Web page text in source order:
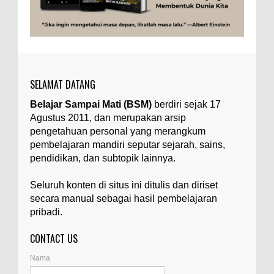
Apa yang Disebut Impurities?
Apa yang Disebut Badan Golgi?
Ilustrasi/utakatikotak.com Badan Golgi (disebut
pula aparatus Golgi, kompleks Golgi, atau
diktiosom) adalah organel yang dikaitkan
denga...
Apakah UFO Benar-benar Ada?
Ilustrasi/istimewa Sebagian orang percaya UFO
UFO benar-benar tidak ada. Manakah yang
benar...
SELAMAT DATANG
Belajar Sampai Mati (BSM) berdiri sejak 17
Agustus 2011, dan merupakan arsip
pengetahuan personal yang merangkum
pembelajaran mandiri seputar sejarah, sains,
pendidikan, dan subtopik lainnya.
Seluruh konten di situs ini ditulis dan diriset
secara manual sebagai hasil pembelajaran
pribadi.
CONTACT US
Nama